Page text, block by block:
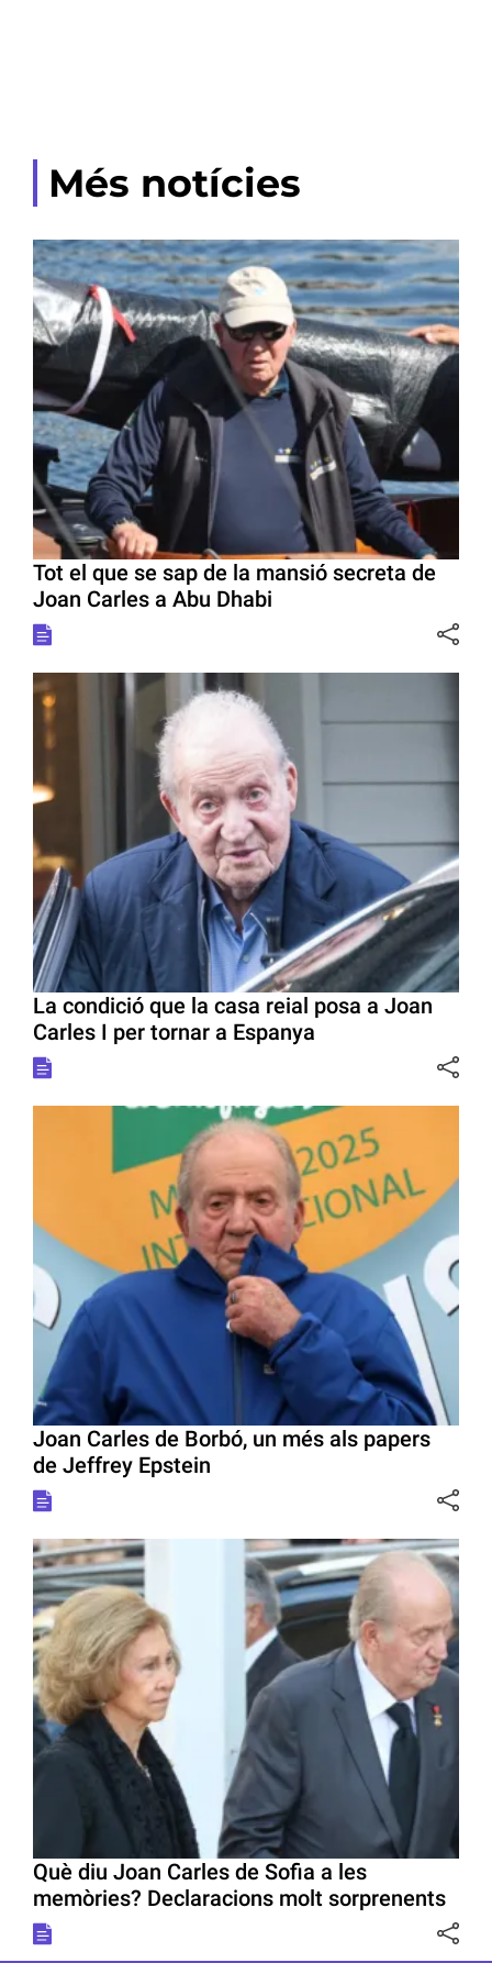
Més notícies
Tot el que se sap de la mansió secreta de
Joan Carles a Abu Dhabi
La condició que la casa reial posa a Joan
Carles I per tornar a Espanya
Joan Carles de Borbó, un més als papers
de Jeffrey Epstein
Què diu Joan Carles de Sofia a les
memòries? Declaracions molt sorprenents